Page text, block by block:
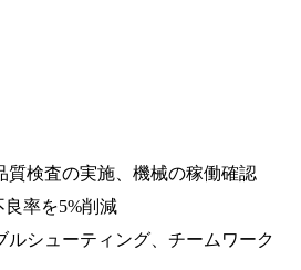
質検査の実施、機械の稼働確認
率を5%削減
ルシューティング、チームワーク